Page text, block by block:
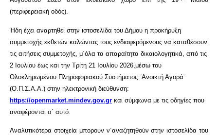
(περιφερειακή οδός).
Ήδη έχει αναρτηθεί στην ιστοσελίδα του Δήμου η προκήρυξη
συμμετοχής εκθετών καλώντας τους ενδιαφερόμενους να καταθέσουν
τις αιτήσεις συμμετοχής, μ΄όλα τα απαραίτητα δικαιολογητικά, από τις
2 Ιουλίου έως και την Τρίτη 21 Ιουλίου 2026, μέσω του
Ολοκληρωμένου Πληροφοριακού Συστήματος ¨Ανοικτή Αγορά¨
(Ο.Π.Σ.Α.Α.) στην ηλεκτρονική διεύθυνση:
https://openmarket.mindev.gov.gr και σύμφωνα με τις οδηγίες που
αναφέρονται σ΄ αυτό.
Αναλυτικότερα στοιχεία μπορούν ν΄αναζητηθούν στην ιστοσελίδα του